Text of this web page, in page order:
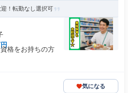
！転勤なし選択可
格をお持ちの方
気になる